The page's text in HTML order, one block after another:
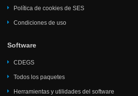
Política de cookies de SES
Condiciones de uso
Software
CDEGS
Todos los paquetes
Herramientas y utilidades del software